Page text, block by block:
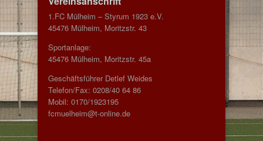
1.FC Mülheim – Styrum 1923 e.V.
45476 Mülheim, Moritzstr. 43
Sportanlage:
45476 Mülheim, Moritzstr. 45a
Geschäftsführer Detlef Weides
Telefon/Fax: 0208/40 64 86
Mobil: 0170/1923195
fcmuelheim@t-online.de